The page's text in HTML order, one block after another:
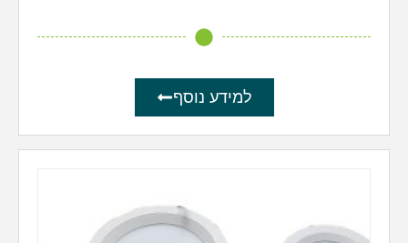
למידע נוסף